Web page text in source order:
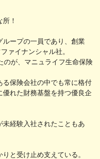
！
ループの一員であり、創業
ァイナンシャル社。
のが、マニュライフ生命保険
保険会社の中でも常に格付
れた財務基盤を持つ優良企
経験入社されたこともあ
と受け止め支えている。